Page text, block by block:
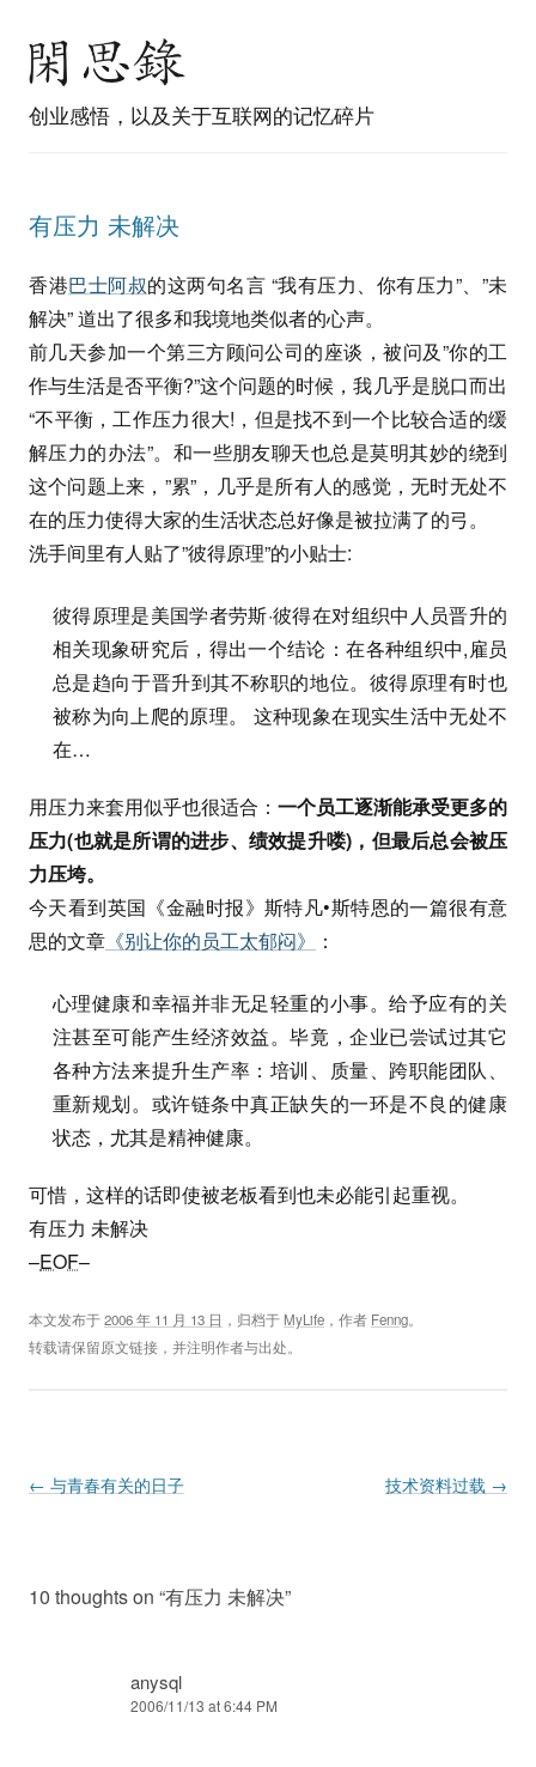
创业感悟，以及关于互联网的记忆碎片
有压力 未解决
香港巴士阿叔的这两句名言 “我有压力、你有压力”、”未
解决” 道出了很多和我境地类似者的心声。
前几天参加一个第三方顾问公司的座谈，被问及”你的工
作与生活是否平衡?”这个问题的时候，我几乎是脱口而出
“不平衡，工作压力很大!，但是找不到一个比较合适的缓
解压力的办法”。和一些朋友聊天也总是莫明其妙的绕到
这个问题上来，”累”，几乎是所有人的感觉，无时无处不
在的压力使得大家的生活状态总好像是被拉满了的弓。
洗手间里有人贴了”彼得原理”的小贴士:
彼得原理是美国学者劳斯·彼得在对组织中人员晋升的
相关现象研究后，得出一个结论：在各种组织中,雇员
总是趋向于晋升到其不称职的地位。彼得原理有时也
被称为向上爬的原理。 这种现象在现实生活中无处不
在…
用压力来套用似乎也很适合： 一个员工逐渐能承受更多的
压力(也就是所谓的进步、绩效提升喽)，但最后总会被压
力压垮。
今天看到英国《金融时报》斯特凡•斯特恩的一篇很有意
思的文章 《别让你的员工太郁闷》 ：
心理健康和幸福并非无足轻重的小事。给予应有的关
注甚至可能产生经济效益。毕竟，企业已尝试过其它
各种方法来提升生产率：培训、质量、跨职能团队、
重新规划。或许链条中真正缺失的一环是不良的健康
状态，尤其是精神健康。
可惜，这样的话即使被老板看到也未必能引起重视。
有压力 未解决
–EOF–
本文发布于2006 年 11 月 13 日 ，归档于 MyLife ，作者 Fenng。
转载请保留原文链接，并注明作者与出处。
Post navigation
← 与青春有关的日子 技术资料过载 →
10 thoughts on “有压力 未解决”
anysql
2006/11/13 at 6:44 PM